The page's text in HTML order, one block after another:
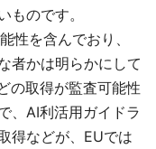
ものです。
性を含んでおり、
者かは明らかにして
の取得が監査可能性
、AI利活用ガイドラ
得などが、EUでは